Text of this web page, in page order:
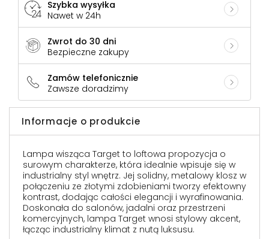
Szybka wysyłka
Nawet w 24h
Zwrot do 30 dni
Bezpieczne zakupy
Zamów telefonicznie
Zawsze doradzimy
Informacje o produkcie
Lampa wisząca Target to loftowa propozycja o
surowym charakterze, która idealnie wpisuje się w
industrialny styl wnętrz. Jej solidny, metalowy klosz w
połączeniu ze złotymi zdobieniami tworzy efektowny
kontrast, dodając całości elegancji i wyrafinowania.
Doskonała do salonów, jadalni oraz przestrzeni
komercyjnych, lampa Target wnosi stylowy akcent,
łącząc industrialny klimat z nutą luksusu.